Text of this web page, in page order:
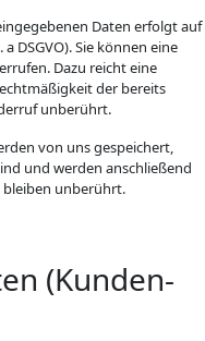
Daten erfolgt auf
DSGVO). Sie können eine
Dazu reicht eine
der bereits
unberührt.
von uns gespeichert,
und werden anschließend
bleiben unberührt.
(Kunden-